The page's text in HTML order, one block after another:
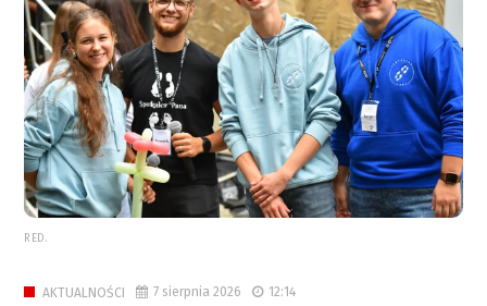
RED.
AKTUALNOŚCI 7 sierpnia 2026 12:14